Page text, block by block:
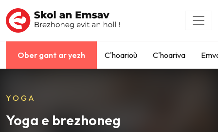
Ober gant ar yezh C'hoarioù C'hoariva
YOGA
Yoga e brezhoneg